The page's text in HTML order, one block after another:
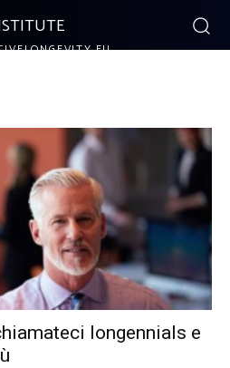
longennials e